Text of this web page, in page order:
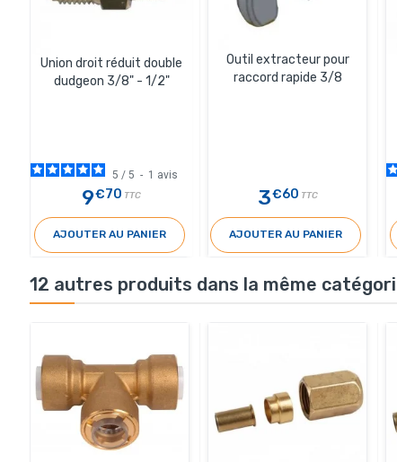
Union droit réduit double
dudgeon 3/8" - 1/2"
5 / 5 - 1 avis
9€70 TTC
AJOUTER AU PANIER
Outil extracteur pour
raccord rapide 3/8
3€60 TTC
AJOUTER AU PANIER
12 autres produits dans la même